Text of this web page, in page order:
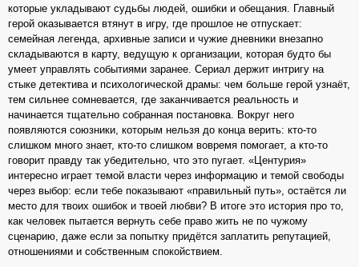
которые укладывают судьбы людей, ошибки и обещания. Главный
герой оказывается втянут в игру, где прошлое не отпускает:
семейная легенда, архивные записи и чужие дневники внезапно
складываются в карту, ведущую к организации, которая будто бы
умеет управлять событиями заранее. Сериал держит интригу на
стыке детектива и психологической драмы: чем больше герой узнаёт,
тем сильнее сомневается, где заканчивается реальность и
начинается тщательно собранная постановка. Вокруг него
появляются союзники, которым нельзя до конца верить: кто-то
слишком много знает, кто-то слишком вовремя помогает, а кто-то
говорит правду так убедительно, что это пугает. «Центурия»
интересно играет темой власти через информацию и темой свободы
через выбор: если тебе показывают «правильный путь», остаётся ли
место для твоих ошибок и твоей любви? В итоге это история про то,
как человек пытается вернуть себе право жить не по чужому
сценарию, даже если за попытку придётся заплатить репутацией,
отношениями и собственным спокойствием.